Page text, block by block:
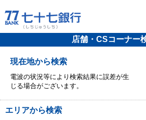
店舗・CSコーナー
現在地から検索
電波の状況等により検索結果に誤差が生
じる場合がございます。
エリアから検索